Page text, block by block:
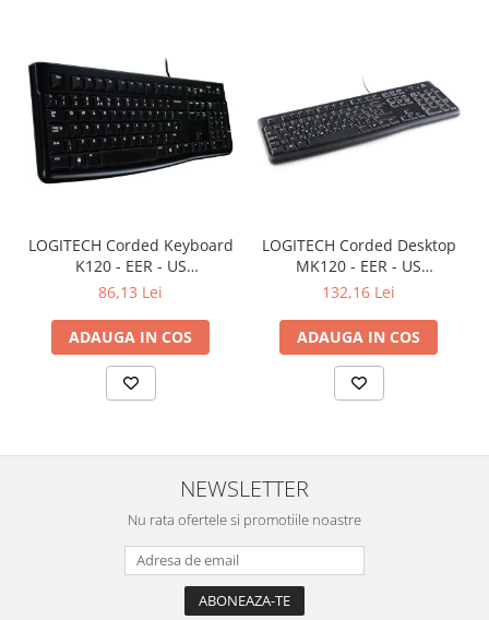
LOGITECH Corded Keyboard
K120 - EER - US
International layout
86,13 Lei
ADAUGA IN COS
LOGITECH Corded Desktop
MK120 - EER - US
International layout
132,16 Lei
ADAUGA IN COS
NEWSLETTER
Nu rata ofertele si promotiile noastre